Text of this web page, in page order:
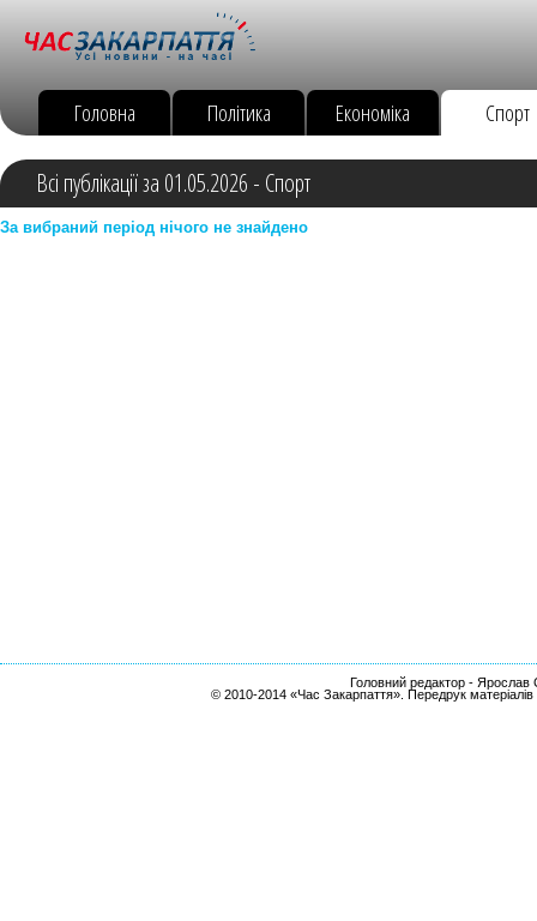
Головна Політика Економіка Спорт
Всі публікації за 01.05.2026 - Спорт
За вибраний період нічого не знайдено
Головний редактор - Ярослав
© 2010-2014 «Час Закарпаття». Передрук